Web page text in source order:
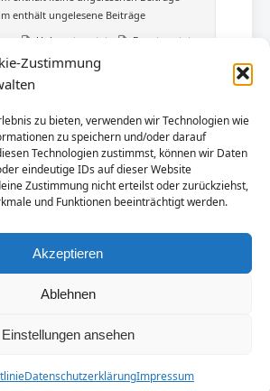
Zustimmung
zu bieten, verwenden wir Technologien wie
zu speichern und/oder darauf
Technologien zustimmst, können wir Daten
eindeutige IDs auf dieser Website
Zustimmung nicht erteilst oder zurückziehst,
und Funktionen beeinträchtigt werden.
Akzeptieren
Ablehnen
Einstellungen ansehen
DatenschutzerklärungImpressum
enthält ungelesene Beiträge
Unbeantwortet
Beantwortet
Heiß
Oben angepinnt
Alle Rechte vorbehalten.
| Datenschutzerklärung